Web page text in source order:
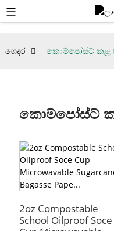
ගෙදර කොම්පෝස්ට් කළ
කොම්පෝස්ට්
2oz Compostable
School Oilproof Soce